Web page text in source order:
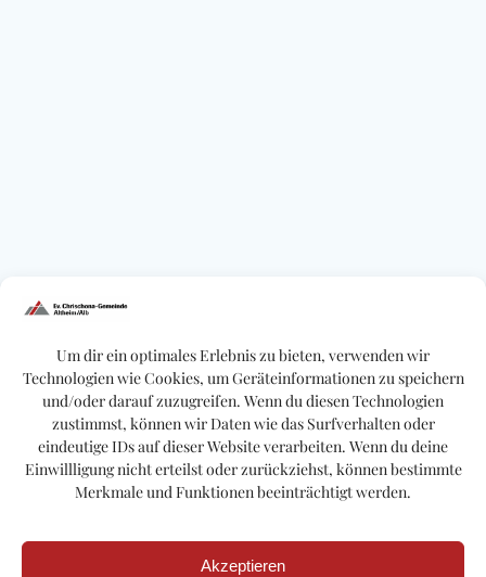
Um dir ein optimales Erlebnis zu bieten, verwenden wir
Technologien wie Cookies, um Geräteinformationen zu speichern
und/oder darauf zuzugreifen. Wenn du diesen Technologien
zustimmst, können wir Daten wie das Surfverhalten oder
eindeutige IDs auf dieser Website verarbeiten. Wenn du deine
Einwillligung nicht erteilst oder zurückziehst, können bestimmte
Merkmale und Funktionen beeinträchtigt werden.
Akzeptieren